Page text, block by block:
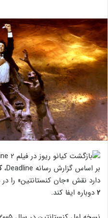
بر اساس گزارش رسانه Deadline،
دارد نقش «جان کنستانتین» را در
2 دوباره ایفا کند.